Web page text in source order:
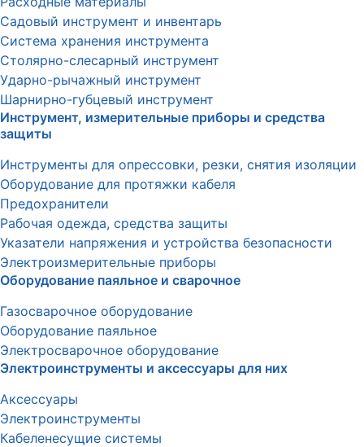
Садовый инструмент и инвентарь
Система хранения инструмента
Столярно-слесарный инструмент
Ударно-рычажный инструмент
Шарнирно-губцевый инструмент
Инструмент, измерительные приборы и средства
защиты
Инструменты для опрессовки, резки, снятия изоляции
Оборудование для протяжки кабеля
Предохранители
Рабочая одежда, средства защиты
Указатели напряжения и устройства безопасности
Электроизмерительные приборы
Оборудование паяльное и сварочное
Газосварочное оборудование
Оборудование паяльное
Электросварочное оборудование
Электроинструменты и аксессуары для них
Аксессуары
Электроинструменты
Кабеленесущие системы